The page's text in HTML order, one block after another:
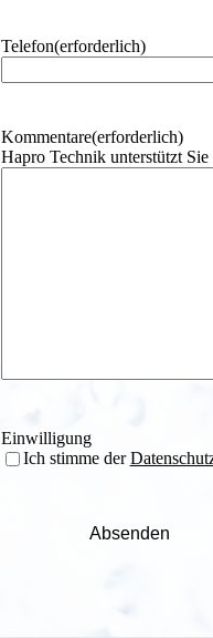
Telefon(erforderlich)
Kommentare(erforderlich)
Hapro Technik unterstützt
Einwilligung
Ich stimme der
Absenden